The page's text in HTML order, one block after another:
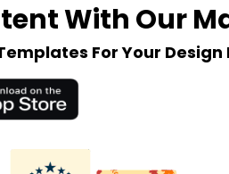
With Our
For Your Design